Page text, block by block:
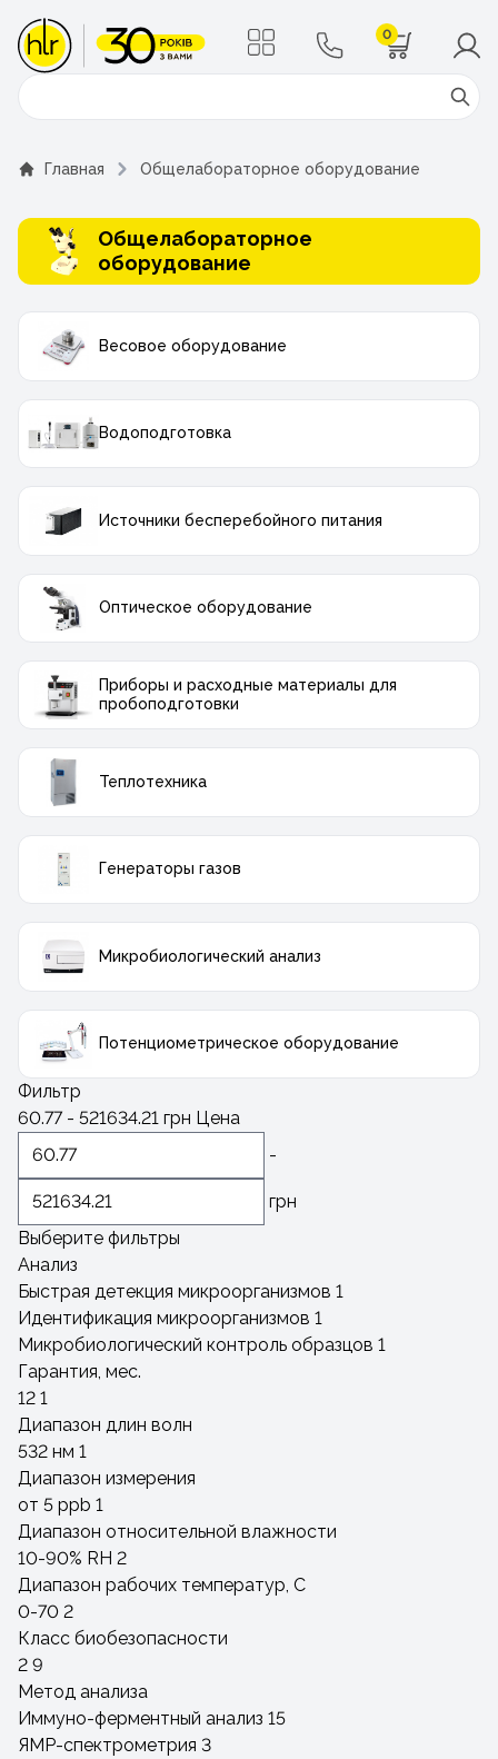
0
Поиск
Главная Общелабораторное оборудование
Общелабораторное
оборудование
Весовое оборудование
Водоподготовка
Источники бесперебойного питания
Оптическое оборудование
Приборы и расходные материалы для
пробоподготовки
Теплотехника
Генераторы газов
Микробиологический анализ
Потенциометрическое оборудование
Фильтр
60.77- 521634.21 грн Цена
-
грн
Выберите фильтры
Анализ
Быстрая детекция микроорганизмов 1
Идентификация микроорганизмов 1
Микробиологический контроль образцов 1
Гарантия, мес.
12 1
Диапазон длин волн
532 нм 1
Диапазон измерения
от 5 ppb 1
Диапазон относительной влажности
10-90% RH 2
Диапазон рабочих температур, С
0-70 2
Класс биобезопасности
2 9
Метод анализа
Иммуно-ферментный анализ 15
ЯМР-спектрометрия 3